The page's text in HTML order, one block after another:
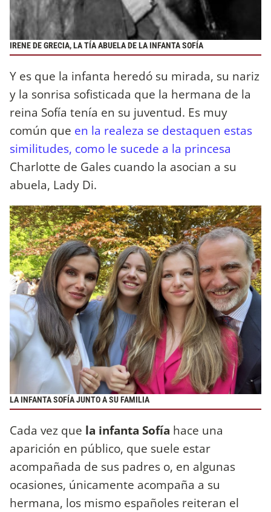
IRENE DE GRECIA, LA TÍA ABUELA DE LA INFANTA SOFÍA
Y es que la infanta heredó su mirada, su nariz
y la sonrisa sofisticada que la hermana de la
reina Sofía tenía en su juventud. Es muy
común que en la realeza se destaquen estas
similitudes, como le sucede a la princesa
Charlotte de Gales cuando la asocian a su
abuela, Lady Di.
LA INFANTA SOFÍA JUNTO A SU FAMILIA
Cada vez que la infanta Sofía hace una
aparición en público, que suele estar
acompañada de sus padres o, en algunas
ocasiones, únicamente acompaña a su
hermana, los mismo españoles reiteran el